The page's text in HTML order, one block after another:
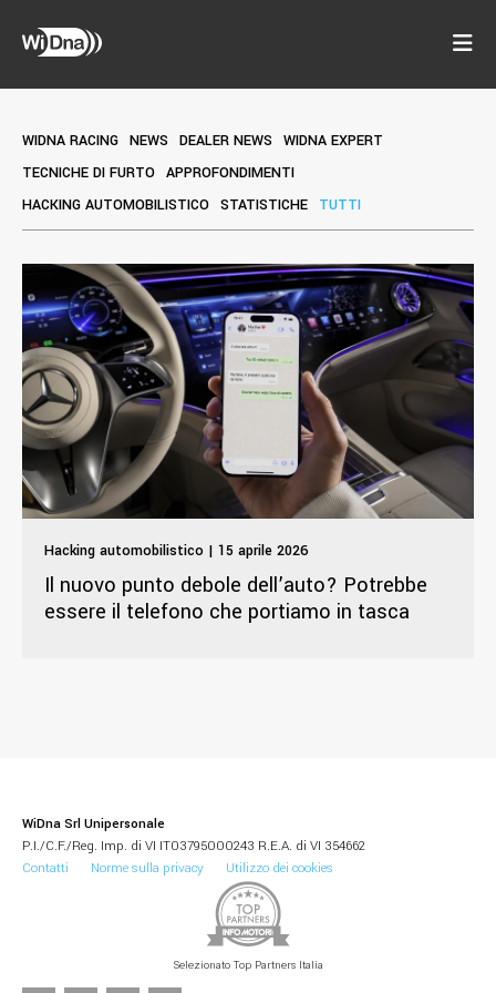
WIDNA RACING NEWS DEALER NEWS
WIDNA EXPERT
TECNICHE DI FURTO APPROFONDIMENTI
HACKING AUTOMOBILISTICO STATISTICHE TUTTI
Hacking automobilistico | 15 aprile 2026
Il nuovo punto debole dell’auto? Potrebbe
essere il telefono che portiamo in tasca
WiDna Srl Unipersonale
P.I./C.F./Reg. Imp. di VI IT03795000243 R.E.A. di VI 354662
Contatti
Norme sulla privacy Utilizzo dei cookies
Selezionato Top Partners Italia